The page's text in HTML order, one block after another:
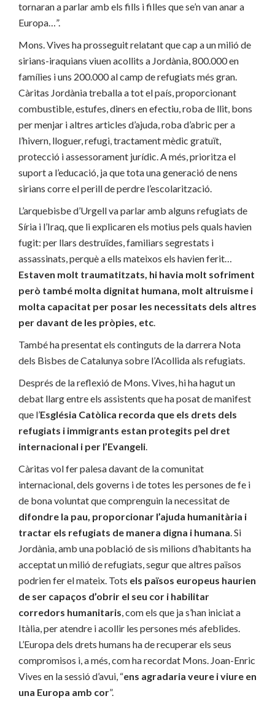
tornaran a parlar amb els fills i filles que se’n van anar a
Europa…”.
Mons. Vives ha prosseguit relatant que cap a un milió de
sirians-iraquians viuen acollits a Jordània, 800.000 en
famílies i uns 200.000 al camp de refugiats més gran.
Càritas Jordània treballa a tot el país, proporcionant
combustible, estufes, diners en efectiu, roba de llit, bons
per menjar i altres articles d’ajuda, roba d’abric per a
l’hivern, lloguer, refugi, tractament mèdic gratuït,
protecció i assessorament jurídic. A més, prioritza el
suport a l’educació, ja que tota una generació de nens
sirians corre el perill de perdre l’escolarització.
L’arquebisbe d’Urgell va parlar amb alguns refugiats de
Síria i l’Iraq, que li explicaren els motius pels quals havien
fugit: per llars destruïdes, familiars segrestats i
assassinats, perquè a ells mateixos els havien ferit…
Estaven molt traumatitzats, hi havia molt sofriment
però també molta dignitat humana, molt altruisme i
molta capacitat per posar les necessitats dels altres
per davant de les pròpies, etc.
També ha presentat els continguts de la darrera Nota
dels Bisbes de Catalunya sobre l’Acollida als refugiats.
Després de la reflexió de Mons. Vives, hi ha hagut un
debat llarg entre els assistents que ha posat de manifest
que l’Església Catòlica recorda que els drets dels
refugiats i immigrants estan protegits pel dret
internacional i per l’Evangeli.
Càritas vol fer palesa davant de la comunitat
internacional, dels governs i de totes les persones de fe i
de bona voluntat que comprenguin la necessitat de
difondre la pau, proporcionar l’ajuda humanitària i
tractar els refugiats de manera digna i humana. Si
Jordània, amb una població de sis milions d’habitants ha
acceptat un milió de refugiats, segur que altres països
podrien fer el mateix. Tots els països europeus haurien
de ser capaços d’obrir el seu cor i habilitar
corredors humanitaris, com els que ja s’han iniciat a
Itàlia, per atendre i acollir les persones més afeblides.
L’Europa dels drets humans ha de recuperar els seus
compromisos i, a més, com ha recordat Mons. Joan-Enric
Vives en la sessió d’avui, “ens agradaria veure i viure en
una Europa amb cor”.